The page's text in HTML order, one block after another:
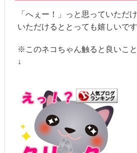
「へぇー！」っと思っていただ
いただけるととっても嬉しいで
※このネコちゃん触ると良いこ
↓